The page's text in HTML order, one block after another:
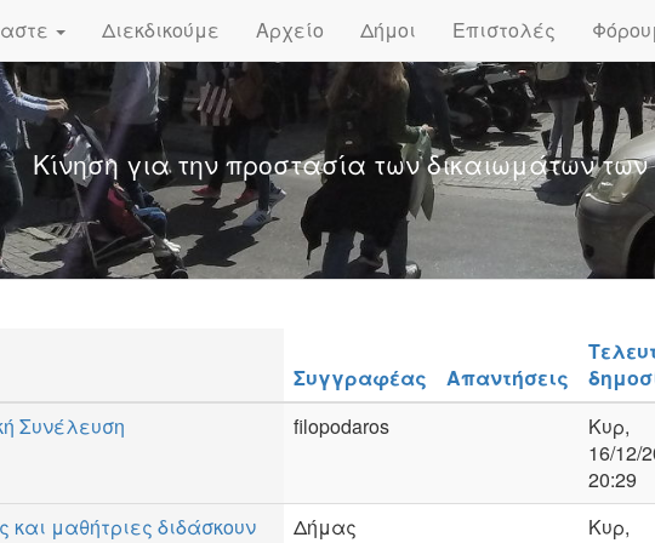
Διεκδικούμε Αρχείο Δήμοι Επιστολές
Κίνηση για την προστασία των δικαιωμάτων
Συγγραφέας Απαντήσεις
Συνέλευση filopodaros
Κυρ,
16/12/
20:29
και μαθήτριες διδάσκουν
Δήμας
Κυρ,